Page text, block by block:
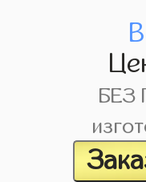
БЕЗ